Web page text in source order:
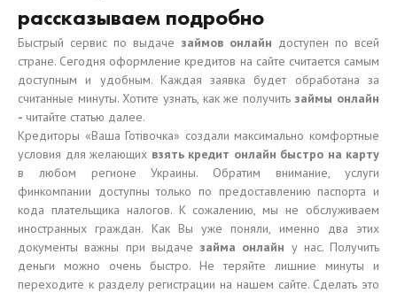
рассказываем подробно
Быстрый сервис по выдаче займов онлайн доступен по всей
стране. Сегодня оформление кредитов на сайте считается самым
доступным и удобным. Каждая заявка будет обработана за
считанные минуты. Хотите узнать, как же получить займы онлайн
- читайте статью далее.
Кредиторы «Ваша Готівочка» создали максимально комфортные
условия для желающих взять кредит онлайн быстро на карту
в любом регионе Украины. Обратим внимание, услуги
финкомпании доступны только по предоставлению паспорта и
кода плательщика налогов. К сожалению, мы не обслуживаем
иностранных граждан. Как Вы уже поняли, именно два этих
документы важны при выдаче займа онлайн у нас. Получить
деньги можно очень быстро. Не теряйте лишние минуты и
переходите к разделу регистрации на нашем сайте. Сделать это